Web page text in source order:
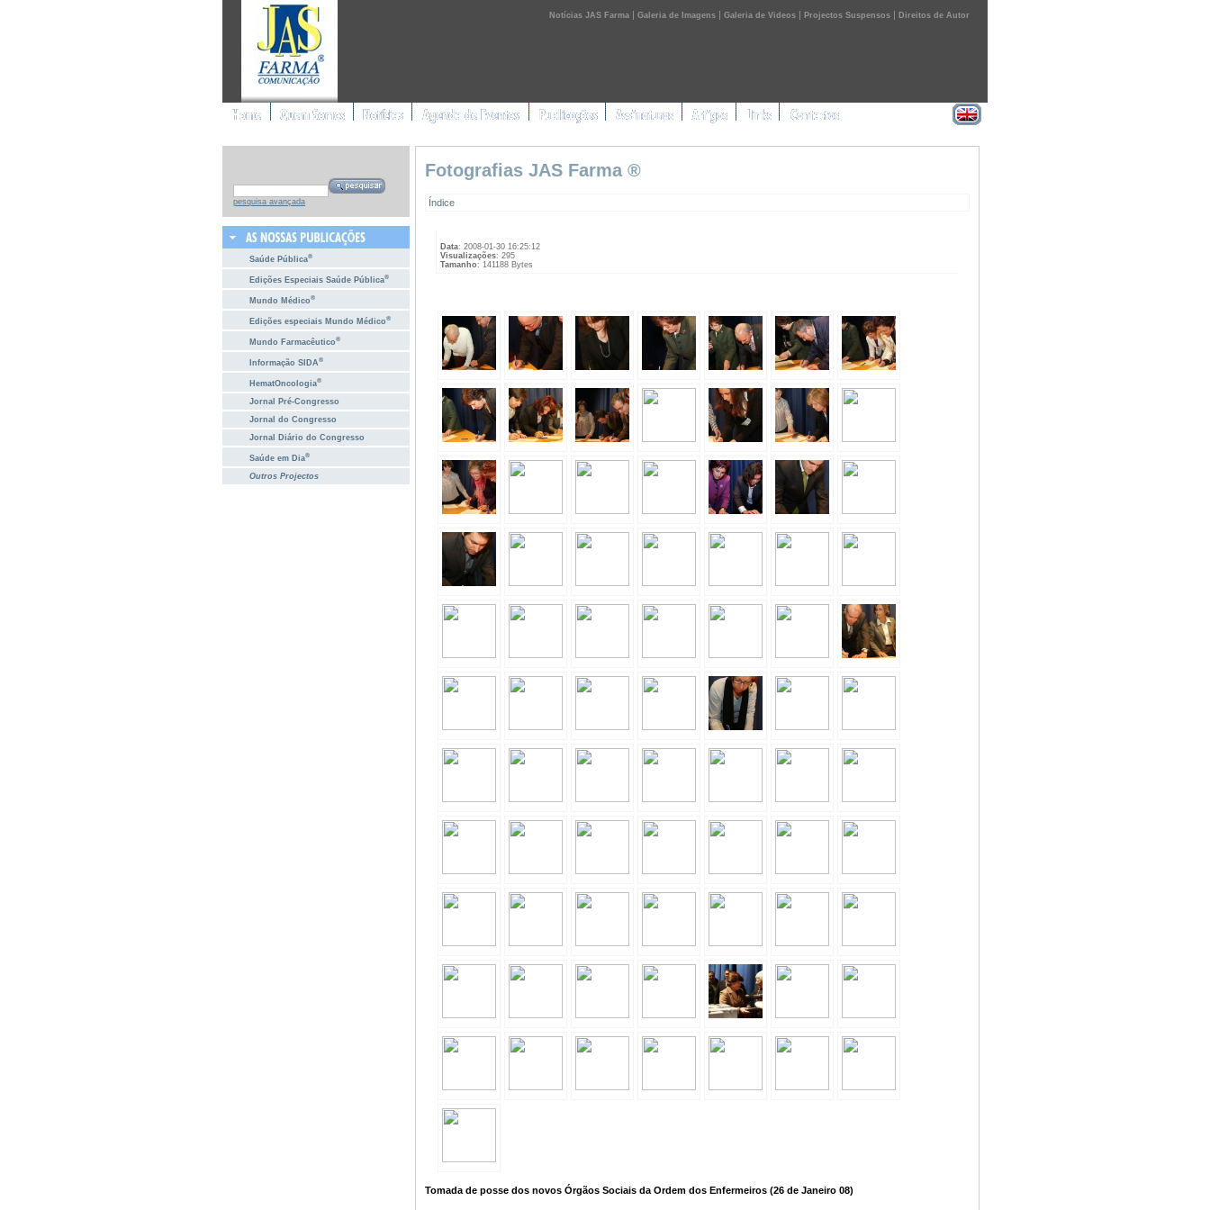
Notícias JAS Farma | Galeria de Imagens | Galeria de Videos | Projectos Suspensos | Direitos de Autor
pesquisa avançada
Saúde Pública®
Edições Especiais Saúde Pública®
Mundo Médico®
Edições especiais Mundo Médico®
Mundo Farmacêutico®
Informação SIDA®
HematOncologia®
Jornal Pré-Congresso
Jornal do Congresso
Jornal Diário do Congresso
Saúde em Dia®
Outros Projectos
Fotografias JAS Farma ®
Índice
Data: 2008-01-30 16:25:12
Visualizações: 295
Tamanho: 141188 Bytes
Tomada de posse dos novos Órgãos Sociais da Ordem dos Enfermeiros (26 de Janeiro 08)